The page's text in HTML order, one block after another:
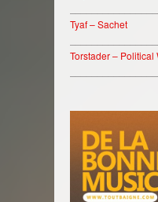
Tyaf – Sachet
Torstader – Political